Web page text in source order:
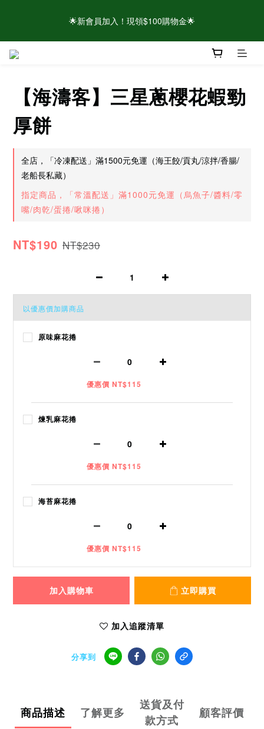
🌟新會員加入！現領$100購物金🌟
🌟新會員加入！現領$100購物金🌟
⚠️請認明官方帳號！近期有仿冒頁面/粉專盜圖詐騙 👉點此查看官
🌟新會員加入！現領$100購物金🌟
【海濤客】三星蔥櫻花蝦勁
厚餅
全店，「冷凍配送」滿1500元免運（海王餃/貢丸/涼拌/香腸/
老船長私藏）
指定商品，「常溫配送」滿1000元免運（烏魚子/醬料/零
嘴/肉乾/蛋捲/啾咪捲）
NT$190 NT$230
以優惠價加購商品
原味麻花捲
優惠價 NT$115
煉乳麻花捲
優惠價 NT$115
海苔麻花捲
優惠價 NT$115
加入購物車 立即購買
加入追蹤清單
分享到
商品描述 了解更多
送貨及付
款方式
顧客評價